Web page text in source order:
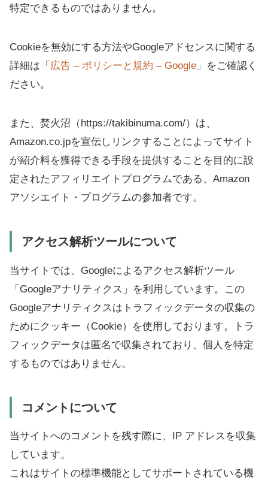
特定できるものではありません。
Cookieを無効にする方法やGoogleアドセンスに関する
詳細は「 広告 – ポリシーと規約 – Google 」をご確認く
ださい。
また、焚火沼（https://takibinuma.com/）は、
Amazon.co.jpを宣伝しリンクすることによってサイト
が紹介料を獲得できる手段を提供することを目的に設
定されたアフィリエイトプログラムである、Amazon
アソシエイト・プログラムの参加者です。
アクセス解析ツールについて
当サイトでは、Googleによるアクセス解析ツール
「Googleアナリティクス」を利用しています。この
Googleアナリティクスはトラフィックデータの収集の
ためにクッキー（Cookie）を使用しております。トラ
フィックデータは匿名で収集されており、個人を特定
するものではありません。
コメントについて
当サイトへのコメントを残す際に、IP アドレスを収集
しています。
これはサイトの標準機能としてサポートされている機